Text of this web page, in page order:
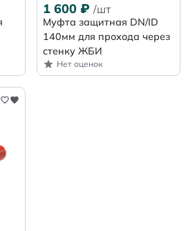
1 600 ₽ /шт
Муфта защитная DN/ID
140мм для прохода через
стенку ЖБИ
Нет оценок